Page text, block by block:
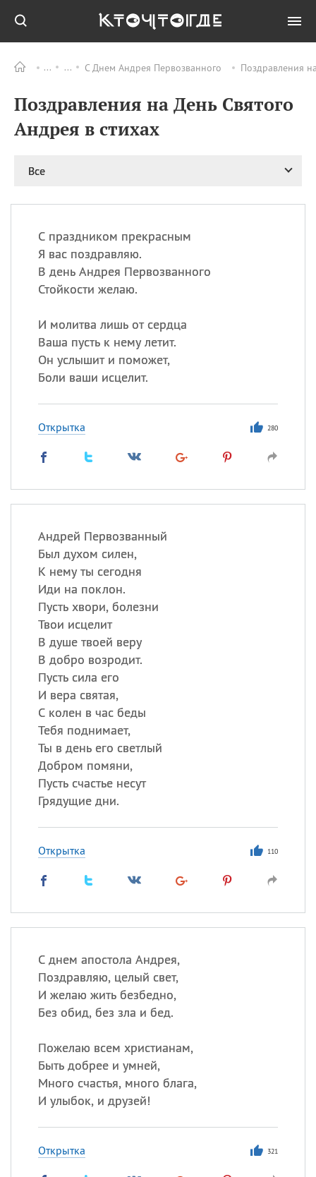
С Днем Андрея Первозванного Поздравления
Поздравления на День Святого
Андрея в стихах
Все
С праздником прекрасным
Я вас поздравляю.
В день Андрея Первозванного
Стойкости желаю.
И молитва лишь от сердца
Ваша пусть к нему летит.
Он услышит и поможет,
Боли ваши исцелит.
Открытка 280
Андрей Первозванный
Был духом силен,
К нему ты сегодня
Иди на поклон.
Пусть хвори, болезни
Твои исцелит
В душе твоей веру
В добро возродит.
Пусть сила его
И вера святая,
С колен в час беды
Тебя поднимает,
Ты в день его светлый
Добром помяни,
Пусть счастье несут
Грядущие дни.
Открытка 110
С днем апостола Андрея,
Поздравляю, целый свет,
И желаю жить безбедно,
Без обид, без зла и бед.
Пожелаю всем христианам,
Быть добрее и умней,
Много счастья, много блага,
И улыбок, и друзей!
Открытка 321
ПРАЗДНИКИ Все
08.08
День «Счастье
случается» (Happiness
великомученика
покровителя всех
ИМЕНА
Сегодня празднуют именины
Посмотреть значениеи
происхождение